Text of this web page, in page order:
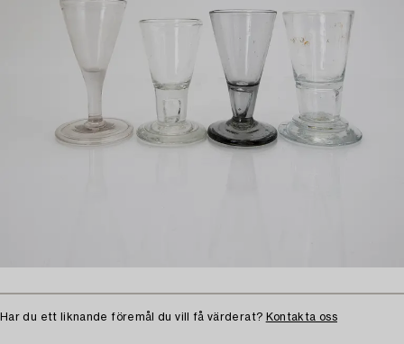
Har du ett liknande föremål du vill få värderat? Kontakta oss